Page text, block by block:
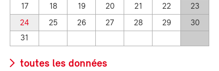
17
18 19 20 21 22
23
24
25 26 27 28 29
30
31
toutes les données